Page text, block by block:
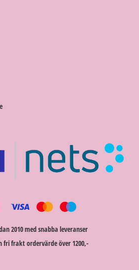
2010 med snabba leveranser
fri frakt ordervärde över 1200,-